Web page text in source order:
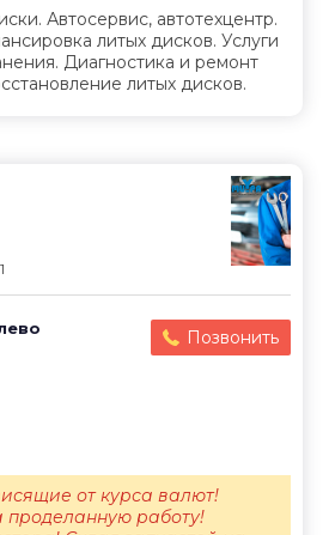
Автосервис, автотехцентр.
литых дисков. Услуги
Диагностика и ремонт
литых дисков.
Позвонить
от курса валют!
проделанную работу!